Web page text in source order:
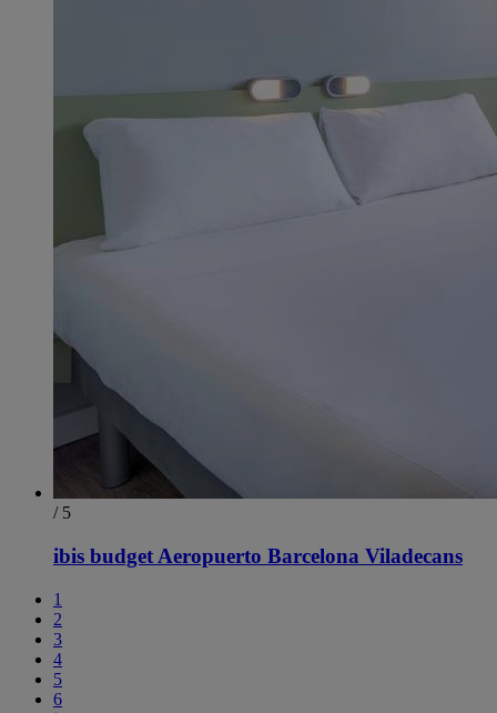
/ 5
ibis budget Aeropuerto Barcelona Viladecans
1
2
3
4
5
6